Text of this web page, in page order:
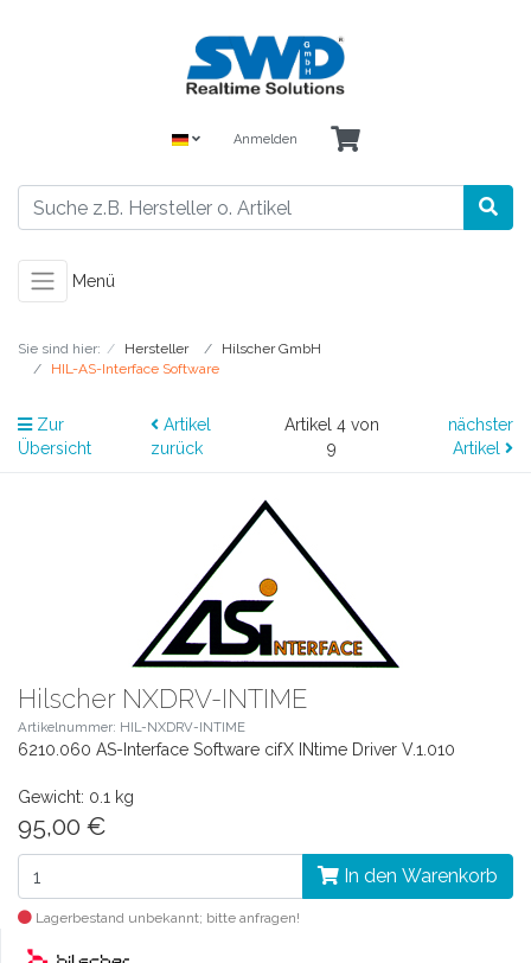
Anmelden
Menü
Sie sind hier: Hersteller
Hilscher GmbH
HIL-AS-Interface Software
Zur
Übersicht
Artikel
zurück
Artikel 4 von
9
nächster
Artikel
Hilscher NXDRV-INTIME
Artikelnummer: HIL-NXDRV-INTIME
6210.060 AS-Interface Software cifX INtime Driver V.1.010
Gewicht: 0.1 kg
95,00 €
In den Warenkorb
Lagerbestand unbekannt; bitte anfragen!